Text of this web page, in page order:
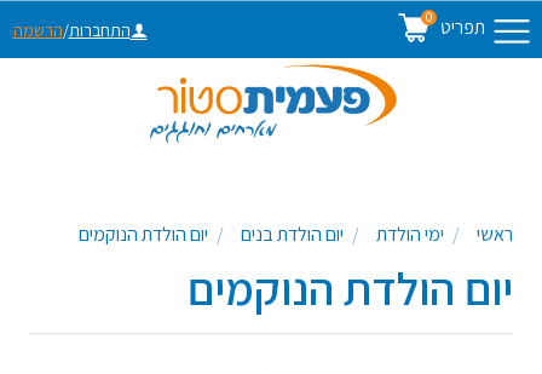
תפריט 0
התחברות/הרשמה
ראשי ימי הולדת יום הולדת בנים יום הולדת הנוקמים
יום הולדת הנוקמים